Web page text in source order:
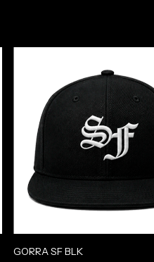
GORRA SF BLK